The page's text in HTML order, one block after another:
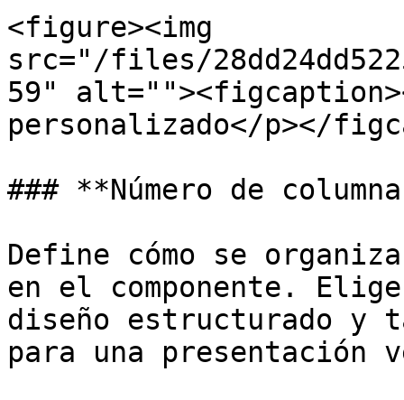
<figure><img
src="/files/
59"
personalizado</p></
### **Número de
Define cómo se
en el componente.
diseño estructurado y
para una